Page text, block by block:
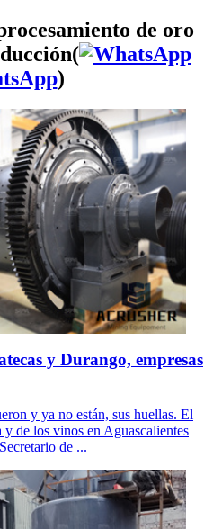
de oro
)
y Durango, empresas
y ya no están, sus huellas. El
de los vinos en Aguascalientes
de ...